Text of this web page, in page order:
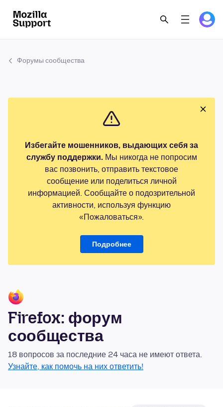
Форумы сообщества
Избегайте мошенников, выдающих себя за
службу поддержки.Мы никогда не попросим
вас позвонить, отправить текстовое
сообщение или поделиться личной
информацией. Сообщайте о подозрительной
активности, используя функцию
«Пожаловаться».
Подробнее
Firefox: форум
сообщества
18 вопросов за последние 24 часа не имеют ответа.
Узнайте, как помочь на них ответить!